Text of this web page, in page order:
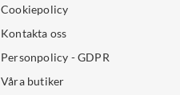
Cookiepolicy
Kontakta oss
Personpolicy - GDPR
Våra butiker